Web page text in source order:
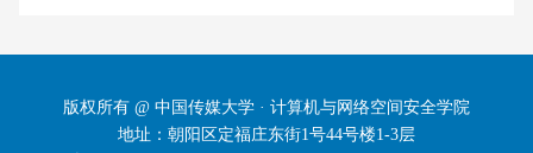
版权所有 @ 中国传媒大学 · 计算机与网络空间安全学院
地址：朝阳区定福庄东街1号44号楼1-3层